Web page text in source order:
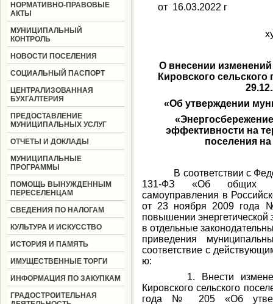
НОРМАТИВНО-ПРАВОВЫЕ
АКТЫ
МУНИЦИПАЛЬНЫЙ
КОНТРОЛЬ
НОВОСТИ ПОСЕЛЕНИЯ
СОЦИАЛЬНЫЙ ПАСПОРТ
ЦЕНТРАЛИЗОВАННАЯ
БУХГАЛТЕРИЯ
ПРЕДОСТАВЛЕНИЕ
МУНИЦИПАЛЬНЫХ УСЛУГ
ОТЧЕТЫ И ДОКЛАДЫ
МУНИЦИПАЛЬНЫЕ
ПРОГРАММЫ
ПОМОЩЬ ВЫНУЖДЕННЫМ
ПЕРЕСЕЛЕНЦАМ
СВЕДЕНИЯ ПО НАЛОГАМ
КУЛЬТУРА И ИСКУССТВО
ИСТОРИЯ И ПАМЯТЬ
ИМУЩЕСТВЕННЫЕ ТОРГИ
ИНФОРМАЦИЯ ПО ЗАКУПКАМ
ГРАДОСТРОИТЕЛЬНАЯ
от
О внесении
Кировского
«Об утверждении
эффективности на
поселения
В соответствии с
131-ФЗ «Об общих
самоуправления в
от 23 ноября 2009 года
повышении
в отдельные
приведения
соответствие с
ю:
1. Внести изменения
Кировского сельского
года № 205 «Об